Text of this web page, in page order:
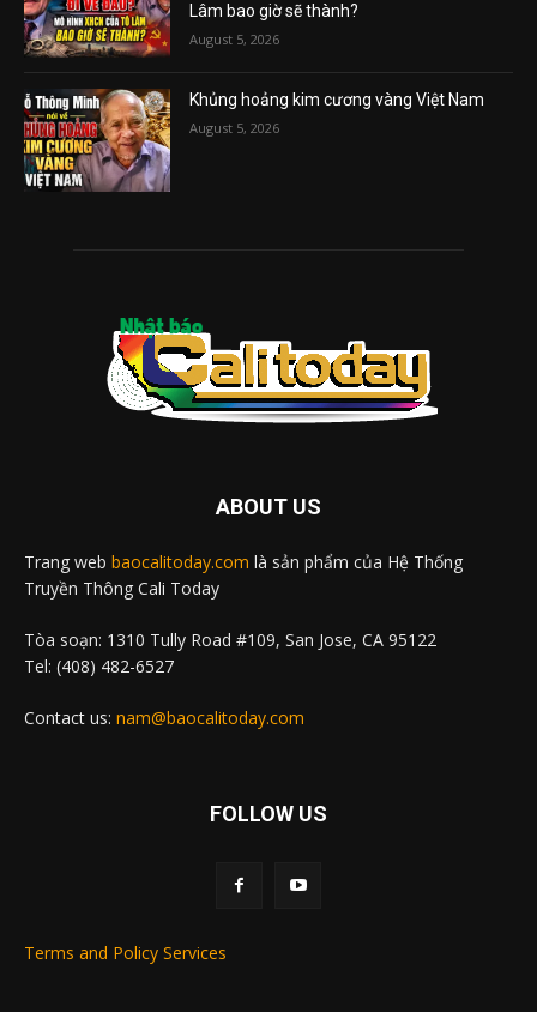
Lâm bao giờ sẽ thành?
August 5, 2026
Khủng hoảng kim cương vàng Việt Nam
August 5, 2026
ABOUT US
Trang web baocalitoday.com là sản phẩm của Hệ Thống
Truyền Thông Cali Today
Tòa soạn: 1310 Tully Road #109, San Jose, CA 95122
Tel: (408) 482-6527
Contact us: nam@baocalitoday.com
FOLLOW US
Terms and Policy Services